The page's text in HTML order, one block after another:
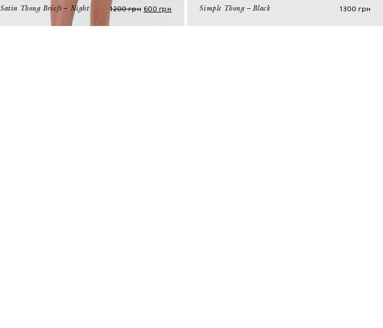
Satin Thong Briefs – Night 1200грн 600 грн Simple Thong – Black 1300грн